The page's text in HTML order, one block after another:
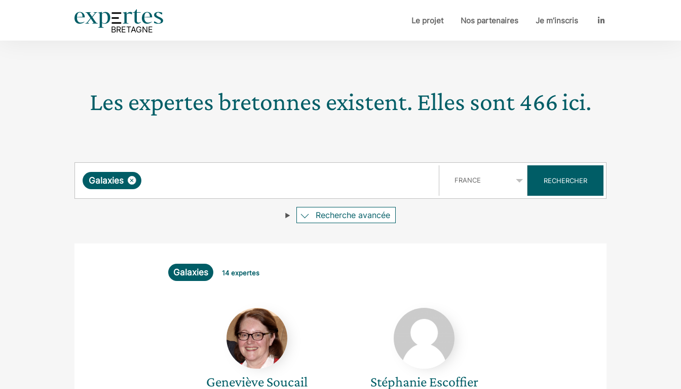
Le projet Nos partenaires Je m’inscris LinkedIn
Les expertes bretonnes existent. Elles sont466ici.
Requête
×
Galaxies RECHERCHER
Recherche avancée
Galaxies 14 expertes
Geneviève
Soucail
GenevièveSoucail
Stéphanie
Escoffier
Stéphanie Escoffier